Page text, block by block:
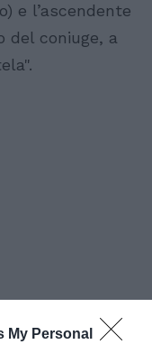
My Personal
e l’ascendente
del coniuge, a